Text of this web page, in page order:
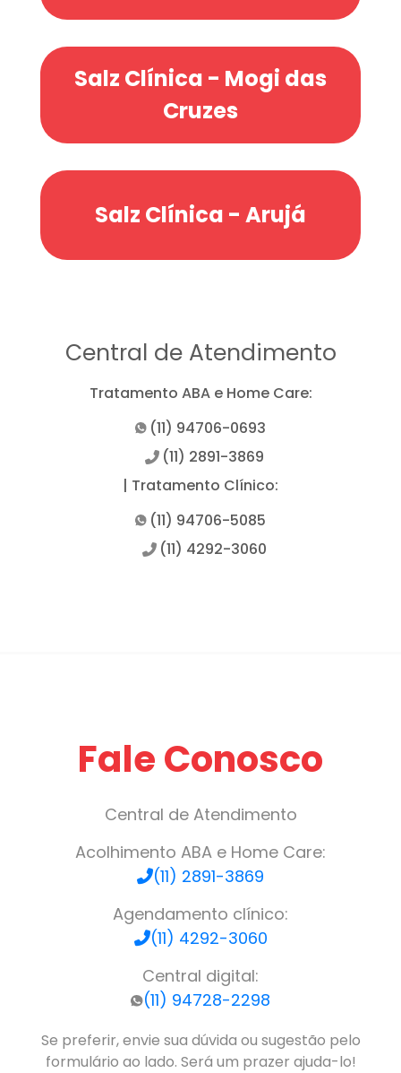
Salz Clínica - Mogi das
Cruzes
Salz Clínica - Arujá
Central de Atendimento
Tratamento ABA e Home Care:
(11) 94706-0693
(11) 2891-3869
| Tratamento Clínico:
(11) 94706-5085
(11) 4292-3060
Fale Conosco
Central de Atendimento
Acolhimento ABA e Home Care:
(11) 2891-3869
Agendamento clínico:
(11) 4292-3060
Central digital:
(11) 94728-2298
Se preferir, envie sua dúvida ou sugestão pelo
formulário ao lado. Será um prazer ajuda-lo!